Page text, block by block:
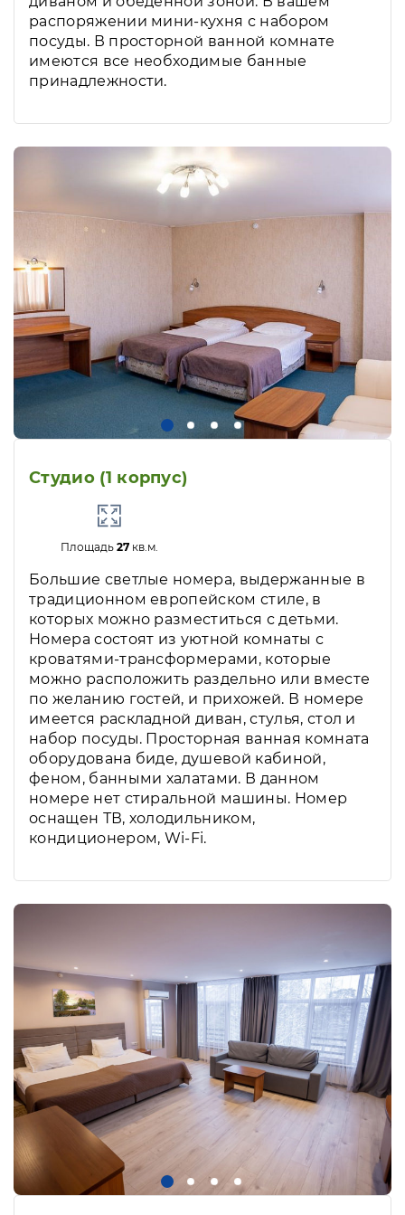
распоряжении мини-кухня с набором
посуды. В просторной ванной комнате
имеются все необходимые банные
принадлежности.
Студио (1 корпус)
Площадь 27кв.м.
Большие светлые номера, выдержанные в
традиционном европейском стиле, в
которых можно разместиться с детьми.
Номера состоят из уютной комнаты с
кроватями-трансформерами, которые
можно расположить раздельно или вместе
по желанию гостей, и прихожей. В номере
имеется раскладной диван, стулья, стол и
набор посуды. Просторная ванная комната
оборудована биде, душевой кабиной,
феном, банными халатами. В данном
номере нет стиральной машины. Номер
оснащен ТВ, холодильником,
кондиционером, Wi-Fi.